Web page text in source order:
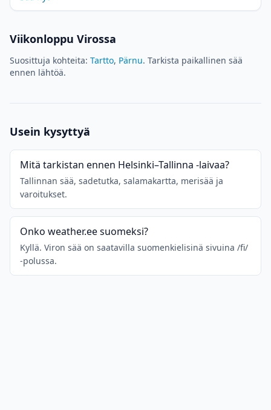
Viikonloppu Virossa
Suosittuja kohteita: Tartto, Pärnu. Tarkista paikallinen sää
ennen lähtöä.
Usein kysyttyä
Mitä tarkistan ennen Helsinki–Tallinna -laivaa?
Tallinnan sää, sadetutka, salamakartta, merisää ja
varoitukset.
Onko weather.ee suomeksi?
Kyllä. Viron sää on saatavilla suomenkielisinä sivuina /fi/
-polussa.